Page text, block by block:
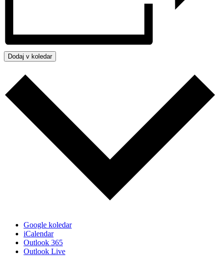
Dodaj v koledar
Google koledar
iCalendar
Outlook 365
Outlook Live